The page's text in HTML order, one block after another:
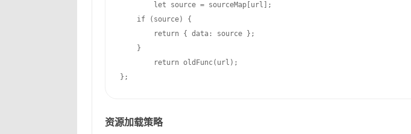
let source = sourceMap[url];
if (source) {
return { data: source };
}
return oldFunc(url);
};
资源加载策略